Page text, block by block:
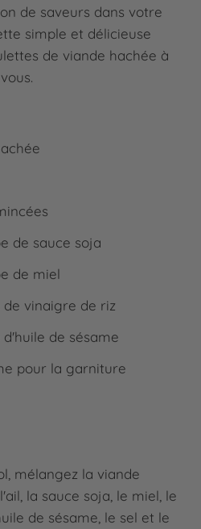
de saveurs dans votre
simple et délicieuse
de viande hachée à
de sauce soja
de miel
de vinaigre de riz
de sésame
pour la garniture
mélangez la viande
la sauce soja, le miel, le
de sésame, le sel et le